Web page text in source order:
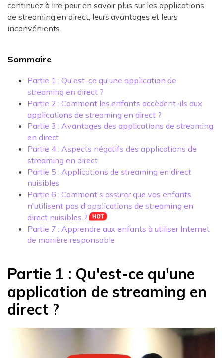
continuez à lire pour en savoir plus sur les applications
de streaming en direct, leurs avantages et leurs
inconvénients.
Sommaire
Partie 1 : Qu'est-ce qu'une application de
streaming en direct ?
Partie 2 : Comment les enfants accèdent-ils aux
applications de streaming en direct ?
Partie 3 : Avantages des applications de streaming
en direct
Partie 4 : Aspects négatifs des applications de
streaming en direct
Partie 5 : Applications de streaming en direct
nuisibles
Partie 6 : Comment s'assurer que vos enfants
n'utilisent pas d'applications de streaming en
direct nuisibles ?
Partie 7 : Apprendre aux enfants à utiliser Internet
de manière responsable
Partie 1 : Qu'est-ce qu'une
application de streaming en
direct ?